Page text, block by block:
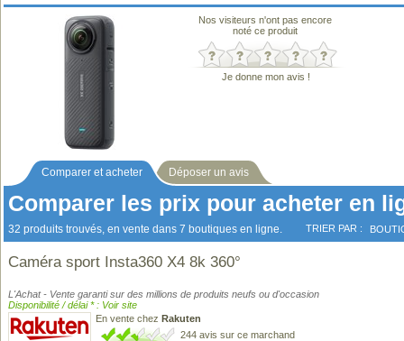
Nos visiteurs n'ont pas encore
noté ce produit
Je donne mon avis !
Comparer et acheter Déposer un avis
Comparer les prix pour acheter en
32 produits trouvés, en vente dans 7 boutiques en ligne. TRIER PAR :
Caméra sport Insta360 X4 8k 360°
L'Achat - Vente garanti sur des millions de produits neufs ou d'occasion
Disponibilité / délai * : Voir site
En vente chez Rakuten
244 avis sur ce marchand